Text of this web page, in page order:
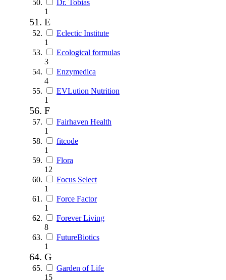
Dr. Tobias
1
E
Eclectic Institute
1
Ecological formulas
3
Enzymedica
4
EVLution Nutrition
1
F
Fairhaven Health
1
fitcode
1
Flora
12
Focus Select
1
Force Factor
1
Forever Living
8
FutureBiotics
1
G
Garden of Life
15